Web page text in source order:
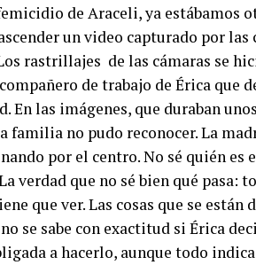
de Araceli, ya estábamos
un video capturado por
rastrillajes de las cámaras se
de trabajo de Érica que
En las imágenes, que duraban
familia no pudo reconocer. La
por el centro. No sé quién
verdad que no sé bien qué pasa:
que ver. Las cosas que se están
se sabe con exactitud si Érica
a hacerlo, aunque todo